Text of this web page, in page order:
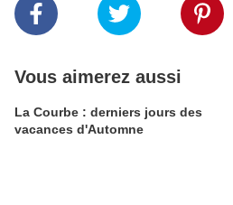
Vous aimerez aussi
La Courbe : derniers jours des
vacances d'Automne